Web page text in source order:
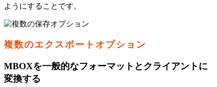
ようにすることです。
複数のエクスポートオプション
MBOXを一般的なフォーマットとクライアントに
変換する